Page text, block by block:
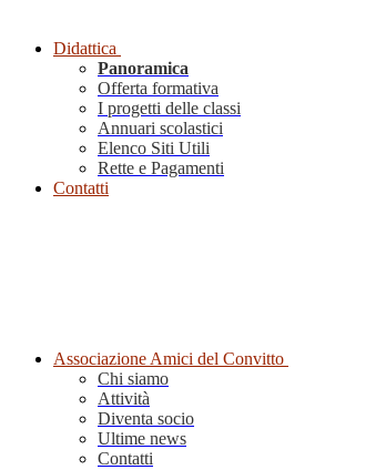
Didattica
Panoramica
Offerta formativa
I progetti delle classi
Annuari scolastici
Elenco Siti Utili
Rette e Pagamenti
Contatti
Associazione Amici del Convitto
Chi siamo
Attività
Diventa socio
Ultime news
Contatti